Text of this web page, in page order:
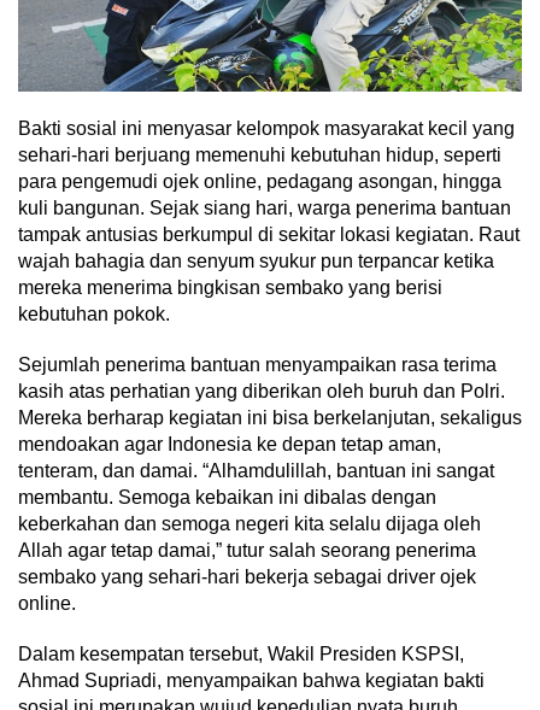
Bakti sosial ini menyasar kelompok masyarakat kecil yang
sehari-hari berjuang memenuhi kebutuhan hidup, seperti
para pengemudi ojek online, pedagang asongan, hingga
kuli bangunan. Sejak siang hari, warga penerima bantuan
tampak antusias berkumpul di sekitar lokasi kegiatan. Raut
wajah bahagia dan senyum syukur pun terpancar ketika
mereka menerima bingkisan sembako yang berisi
kebutuhan pokok.
Sejumlah penerima bantuan menyampaikan rasa terima
kasih atas perhatian yang diberikan oleh buruh dan Polri.
Mereka berharap kegiatan ini bisa berkelanjutan, sekaligus
mendoakan agar Indonesia ke depan tetap aman,
tenteram, dan damai. “Alhamdulillah, bantuan ini sangat
membantu. Semoga kebaikan ini dibalas dengan
keberkahan dan semoga negeri kita selalu dijaga oleh
Allah agar tetap damai,” tutur salah seorang penerima
sembako yang sehari-hari bekerja sebagai driver ojek
online.
Dalam kesempatan tersebut, Wakil Presiden KSPSI,
Ahmad Supriadi, menyampaikan bahwa kegiatan bakti